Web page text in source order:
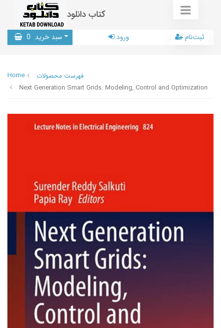
کتاب دانلود
سبد خرید 0 ورود ثبت‌نام
Home
فهرست محصولات
Next Generation Smart Grids: Modeling, Control and Optimization